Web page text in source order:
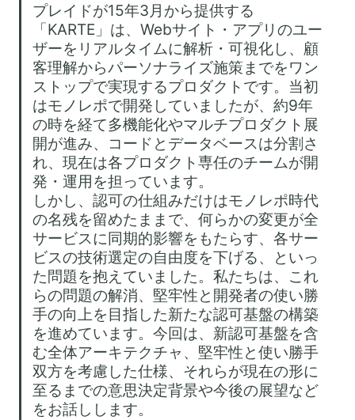
プレイドが15年3月から提供する
「KARTE」は、Webサイト・アプリのユー
ザーをリアルタイムに解析・可視化し、顧
客理解からパーソナライズ施策までをワン
ストップで実現するプロダクトです。当初
はモノレポで開発していましたが、約9年
の時を経て多機能化やマルチプロダクト展
開が進み、コードとデータベースは分割さ
れ、現在は各プロダクト専任のチームが開
発・運用を担っています。
しかし、認可の仕組みだけはモノレポ時代
の名残を留めたままで、何らかの変更が全
サービスに同期的影響をもたらす、各サー
ビスの技術選定の自由度を下げる、といっ
た問題を抱えていました。私たちは、これ
らの問題の解消、堅牢性と開発者の使い勝
手の向上を目指した新たな認可基盤の構築
を進めています。今回は、新認可基盤を含
む全体アーキテクチャ、堅牢性と使い勝手
双方を考慮した仕様、それらが現在の形に
至るまでの意思決定背景や今後の展望など
をお話しします。